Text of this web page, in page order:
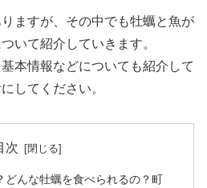
ますが、その中でも牡蠣と魚が
いて紹介していきます。
本情報などについても紹介して
してください。
次
どんな牡蠣を食べられるの？町